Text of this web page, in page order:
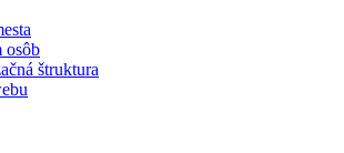
osôb
štruktura